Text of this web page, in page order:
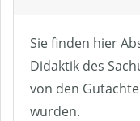
Sie finden hier
Didaktik des
von den
wurden.